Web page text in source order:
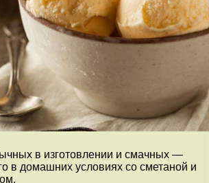
в изготовлении и смачных —
в домашних условиях со сметаной и